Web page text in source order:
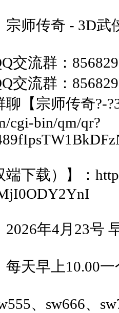
宗师传奇 - 3D
交流群：
交流群：
聊【宗师传奇?-
cgi-bin/qm/qr?
端下载）】：
2026年4月23号
每天早上10.00
、sw666、